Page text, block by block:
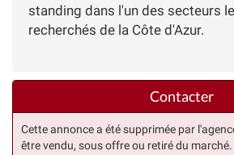
standing dans l'un des secteurs
recherchés de la Côte d'Azur.
Contacter
Cette annonce a été supprimée par
être vendu, sous offre ou retiré du